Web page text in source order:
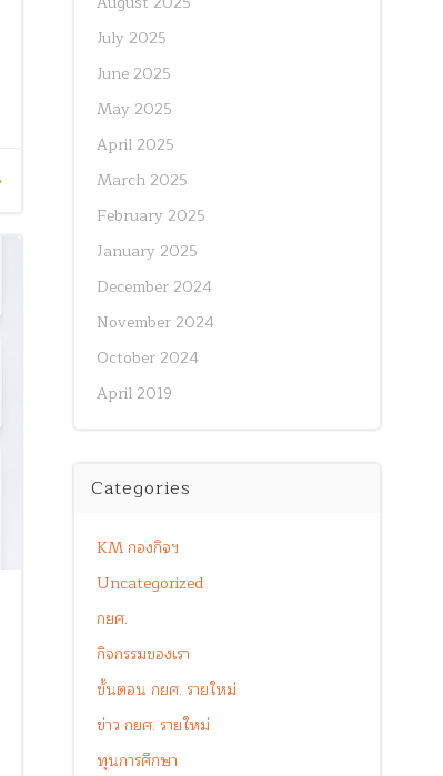
July 2025
June 2025
May 2025
April 2025
March 2025
February 2025
January 2025
December 2024
November 2024
October 2024
April 2019
Categories
KM กองกิจฯ
Uncategorized
กยศ.
กิจกรรมของเรา
ขั้นตอน กยศ. รายใหม่
ข่าว กยศ. รายใหม่
ทุนการศึกษา